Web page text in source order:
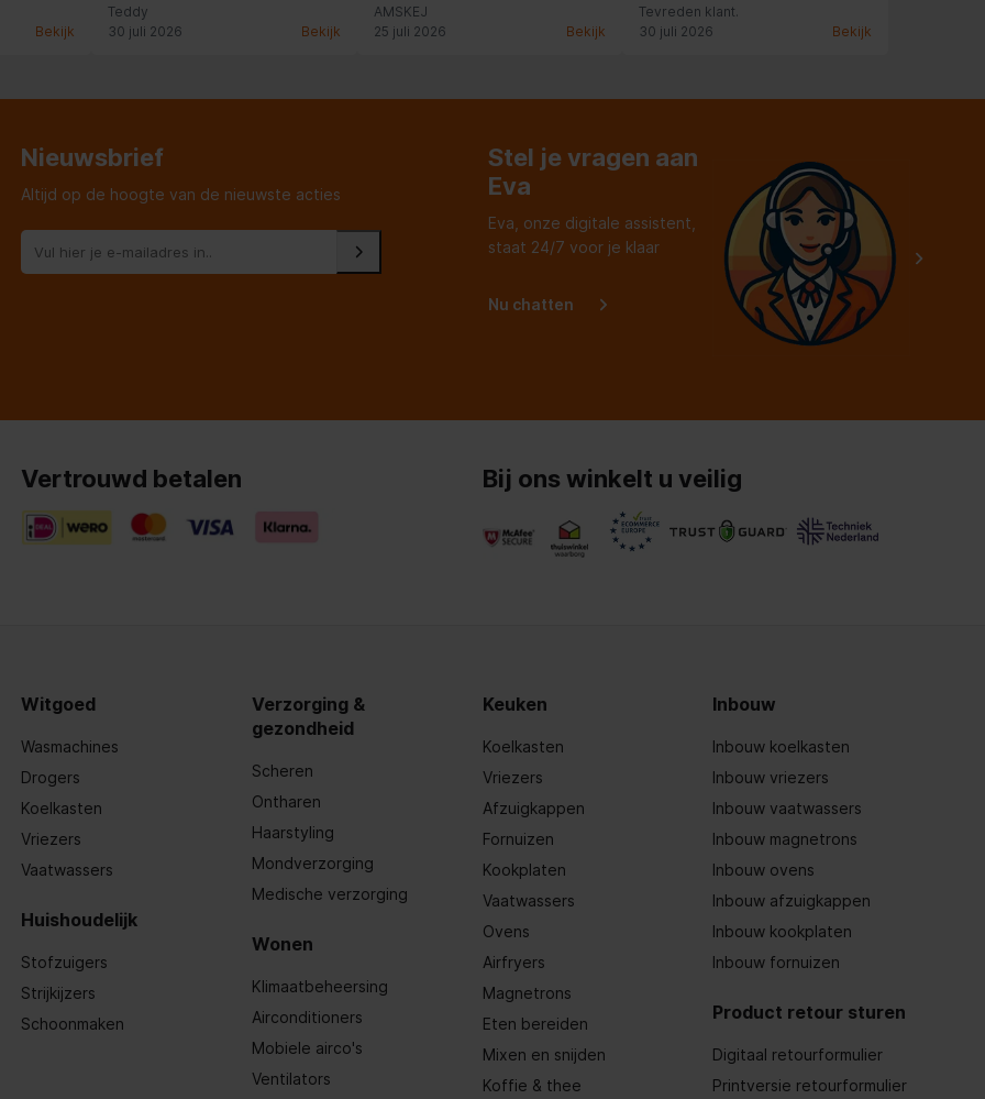
Bekijk
nismaat op te meten. Kreeg daarna
een email met enkele voorbeelden
van kookplaat. Ik kon m'n keuze
ik bericht dat de kookplaat de
de dag daarna. Wat schets m'n
verbazing: dezelfde dag kwam de
brengen en inbouwen. Heel fijn.
Expert.
Teddy
30 juli 2026
Bekijk
AMSKEJ
25 juli 2026
Bekijk
Tevreden klant.
30 juli 2026
Bekijk
Nieuwsbrief
Altijd op de hoogte van de nieuwste acties
Stel je vragen aan
Eva
Eva, onze digitale assistent,
staat 24/7 voor je klaar
Nu chatten
Vertrouwd betalen Bij ons winkelt u veilig
Witgoed
Wasmachines
Drogers
Koelkasten
Vriezers
Vaatwassers
Huishoudelijk
Stofzuigers
Strijkijzers
Schoonmaken
Verzorging &
gezondheid
Scheren
Ontharen
Haarstyling
Mondverzorging
Medische verzorging
Wonen
Klimaatbeheersing
Airconditioners
Mobiele airco's
Ventilators
Keuken
Koelkasten
Vriezers
Afzuigkappen
Fornuizen
Kookplaten
Vaatwassers
Ovens
Airfryers
Magnetrons
Eten bereiden
Mixen en snijden
Koffie & thee
Inbouw
Inbouw koelkasten
Inbouw vriezers
Inbouw vaatwassers
Inbouw magnetrons
Inbouw ovens
Inbouw afzuigkappen
Inbouw kookplaten
Inbouw fornuizen
Product retour sturen
Digitaal retourformulier
Printversie retourformulier